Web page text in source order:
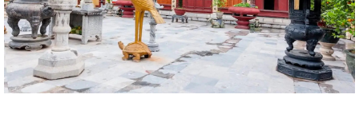
anh hùng, Anh hùng Liệt sĩ nhân...
Đoàn lãnh đạo Đảng uỷ - HĐND - UBND - UBMTQ Việt Nam phường
Hồng Bàng thăm và tặng quà các gia đình...
PHƯỜNG HỒNG BÀNG PHỐI HỢP VỚI NHÓM THIỆN NGUYỆN GIA ĐÌNH